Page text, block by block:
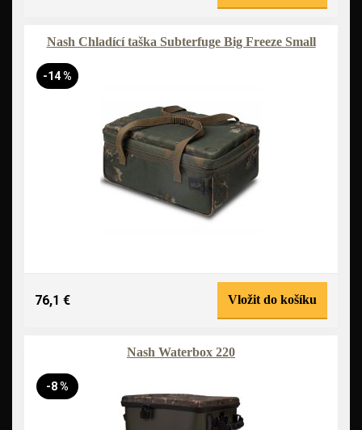
Nash Chladící taška Subterfuge Big Freeze Small
-14 %
76,1 € Vložit do košíku
Nash Waterbox 220
-8 %